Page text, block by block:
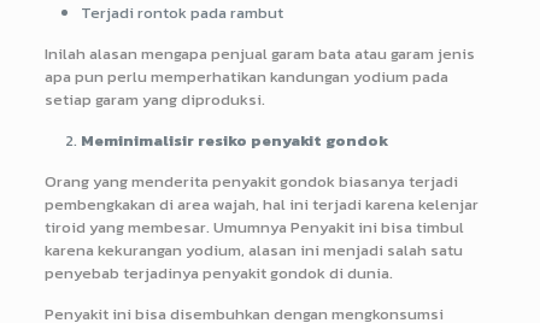
Terjadi rontok pada rambut
Inilah alasan mengapa penjual garam bata atau garam jenis
apa pun perlu memperhatikan kandungan yodium pada
setiap garam yang diproduksi.
Meminimalisir resiko penyakit gondok
Orang yang menderita penyakit gondok biasanya terjadi
pembengkakan di area wajah, hal ini terjadi karena kelenjar
tiroid yang membesar. Umumnya Penyakit ini bisa timbul
karena kekurangan yodium, alasan ini menjadi salah satu
penyebab terjadinya penyakit gondok di dunia.
Penyakit ini bisa disembuhkan dengan mengkonsumsi